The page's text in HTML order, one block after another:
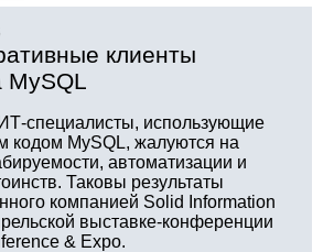
клиенты
MySQL
специалисты, использующие
кодом MySQL, жалуются на
автоматизации и
Таковы результаты
компанией Solid Information
выставке-конференции
& Expo.